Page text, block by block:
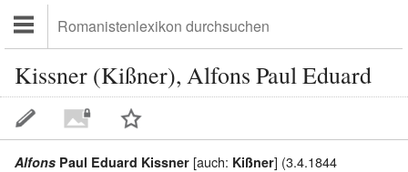
Kissner (Kißner), Alfons Paul Eduard
Alfons Paul Eduard Kissner [auch: Kißner] (3.4.1844